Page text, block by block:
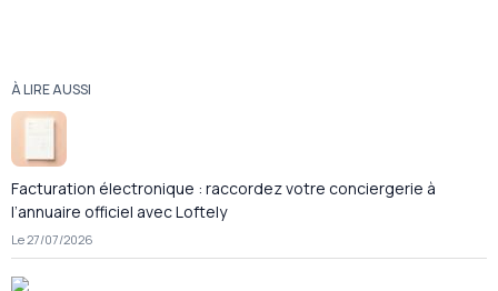
À LIRE AUSSI
Facturation électronique : raccordez votre conciergerie à
l’annuaire officiel avec Loftely
Le 27/07/2026